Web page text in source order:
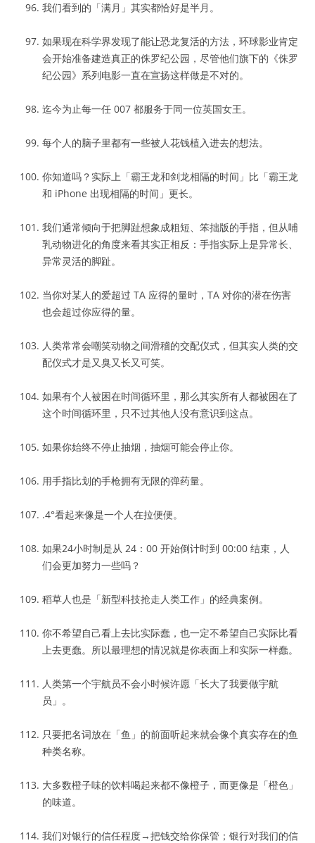
我们看到的「满月」其实都恰好是半月。
如果现在科学界发现了能让恐龙复活的方法，环球影业肯定
会开始准备建造真正的侏罗纪公园，尽管他们旗下的《侏罗
纪公园》系列电影一直在宣扬这样做是不对的。
迄今为止每一任 007 都服务于同一位英国女王。
每个人的脑子里都有一些被人花钱植入进去的想法。
你知道吗？实际上「霸王龙和剑龙相隔的时间」比「霸王龙
和 iPhone 出现相隔的时间」更长。
我们通常倾向于把脚趾想象成粗短、笨拙版的手指，但从哺
乳动物进化的角度来看其实正相反：手指实际上是异常长、
异常灵活的脚趾。
当你对某人的爱超过 TA 应得的量时，TA 对你的潜在伤害
也会超过你应得的量。
人类常常会嘲笑动物之间滑稽的交配仪式，但其实人类的交
配仪式才是又臭又长又可笑。
如果有个人被困在时间循环里，那么其实所有人都被困在了
这个时间循环里，只不过其他人没有意识到这点。
如果你始终不停止抽烟，抽烟可能会停止你。
用手指比划的手枪拥有无限的弹药量。
.4°看起来像是一个人在拉便便。
如果24小时制是从 24：00 开始倒计时到 00:00 结束，人
们会更加努力一些吗？
稻草人也是「新型科技抢走人类工作」的经典案例。
你不希望自己看上去比实际蠢，也一定不希望自己实际比看
上去更蠢。所以最理想的情况就是你表面上和实际一样蠢。
人类第一个宇航员不会小时候许愿「长大了我要做宇航
员」。
只要把名词放在「鱼」的前面听起来就会像个真实存在的鱼
种类名称。
大多数橙子味的饮料喝起来都不像橙子，而更像是「橙色」
的味道。
我们对银行的信任程度→把钱交给你保管；银行对我们的信